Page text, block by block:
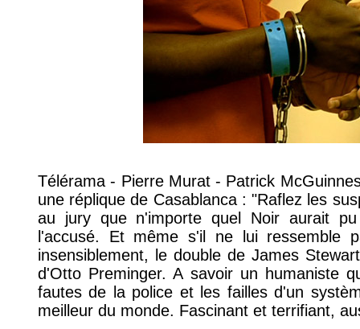
Télérama - Pierre Murat - Patrick
une réplique de Casablanca : "Raflez les
au jury que n'importe quel Noir aurait
l'accusé. Et même s'il ne lui ressemble
insensiblement, le double de James
d'Otto Preminger. A savoir un humaniste
fautes de la police et les failles d'un
meilleur du monde. Fascinant et terrifiant,